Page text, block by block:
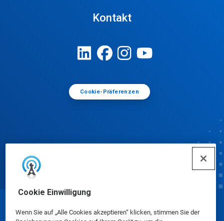
Cookie Einwilligung
Wenn Sie auf „Alle Cookies akzeptieren“ klicken, stimmen Sie der
Kontakt
Cookie-Präferenzen
© Ecolab Inc. 2025